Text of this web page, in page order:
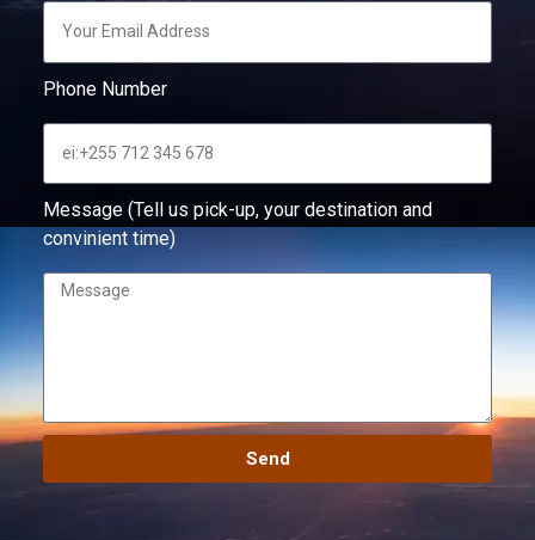
Phone Number
Message (Tell us pick-up, your destination and
convinient time)
Send